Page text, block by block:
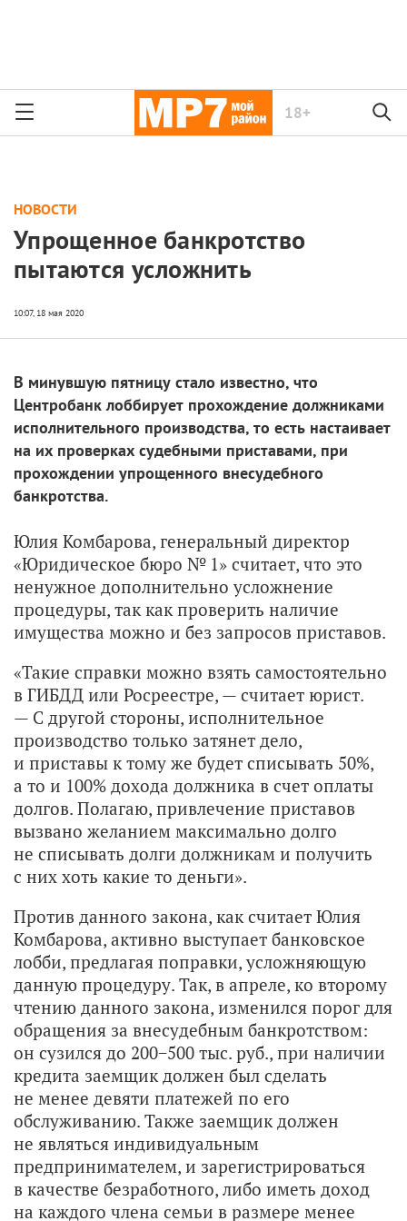
18+
НОВОСТИ
Упрощенное банкротство
пытаются усложнить
В минувшую пятницу стало известно, что
Центробанк лоббирует прохождение должниками
исполнительного производства, то есть настаивает
на их проверках судебными приставами, при
прохождении упрощенного внесудебного
банкротства.
Юлия Комбарова, генеральный директор
«Юридическое бюро № 1» считает, что это
ненужное дополнительно усложнение
процедуры, так как проверить наличие
имущества можно и без запросов приставов.
«Такие справки можно взять самостоятельно
в ГИБДД или Росреестре, — считает юрист.
— С другой стороны, исполнительное
производство только затянет дело,
и приставы к тому же будет списывать 50%,
а то и 100% дохода должника в счет оплаты
долгов. Полагаю, привлечение приставов
вызвано желанием максимально долго
не списывать долги должникам и получить
с них хоть какие то деньги».
Против данного закона, как считает Юлия
Комбарова, активно выступает банковское
лобби, предлагая поправки, усложняющую
данную процедуру. Так, в апреле, ко второму
чтению данного закона, изменился порог для
обращения за внесудебным банкротством:
он сузился до 200−500 тыс. руб., при наличии
кредита заемщик должен был сделать
не менее девяти платежей по его
обслуживанию. Также заемщик должен
не являться индивидуальным
предпринимателем, и зарегистрироваться
в качестве безработного, либо иметь доход
на каждого члена семьи в размере менее